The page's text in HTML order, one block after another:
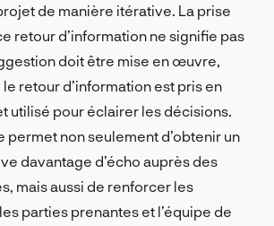
de manière itérative. La prise
retour d’information ne signifie pas
doit être mise en œuvre,
retour d’information est pris en
utilisé pour éclairer les décisions.
permet non seulement d’obtenir un
davantage d’écho auprès des
mais aussi de renforcer les
parties prenantes et l’équipe de